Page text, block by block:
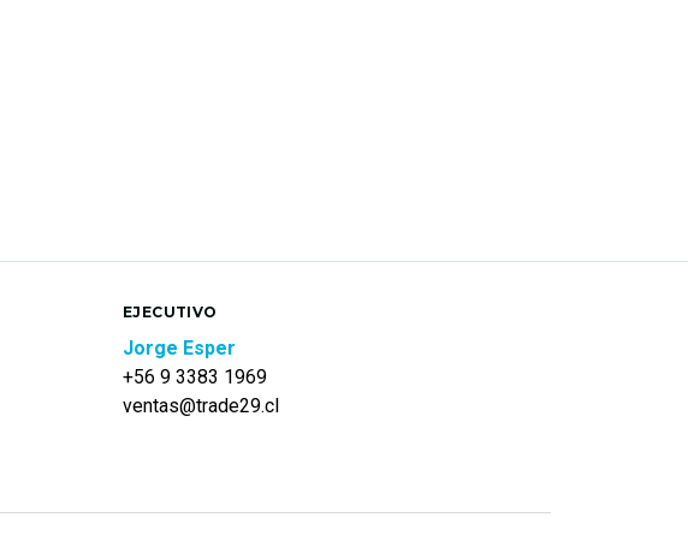
EJECUTIVO
Jorge Esper
+56 9 3383 1969
ventas@trade29.cl